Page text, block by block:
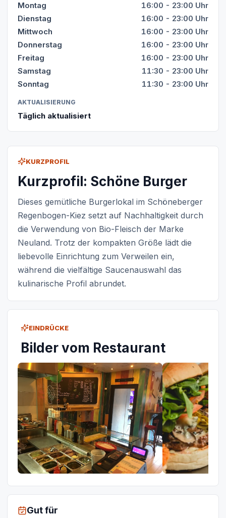
KURZPROFIL
Kurzprofil: Schöne Burger
Dieses gemütliche Burgerlokal im Schöneberger
Regenbogen-Kiez setzt auf Nachhaltigkeit durch
die Verwendung von Bio-Fleisch der Marke
Neuland. Trotz der kompakten Größe lädt die
liebevolle Einrichtung zum Verweilen ein,
während die vielfältige Saucenauswahl das
kulinarische Profil abrundet.
EINDRÜCKE
Bilder vom Restaurant
Gut für
Montag
16:00 - 23:00 Uhr
Dienstag
16:00 - 23:00 Uhr
Mittwoch
16:00 - 23:00 Uhr
Donnerstag
16:00 - 23:00 Uhr
Freitag
16:00 - 23:00 Uhr
Samstag
11:30 - 23:00 Uhr
Sonntag
11:30 - 23:00 Uhr
AKTUALISIERUNG
Täglich aktualisiert